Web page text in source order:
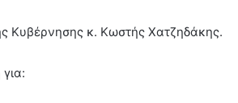
Κυβέρνησης κ. Κωστής Χατζηδάκης.